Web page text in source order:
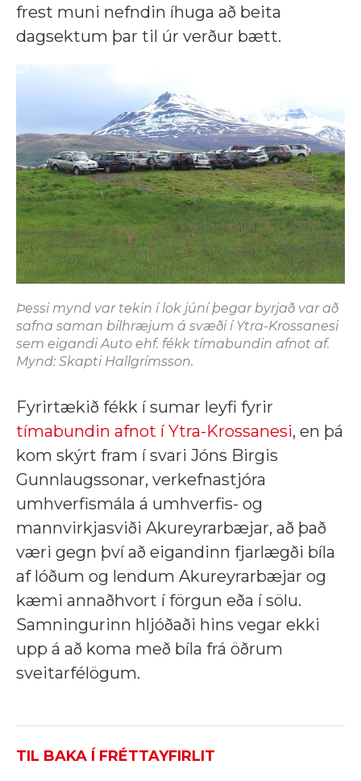
frest muni nefndin íhuga að beita
dagsektum þar til úr verður bætt.
Þessi mynd var tekin í lok júní þegar byrjað var að
safna saman bílhræjum á svæði í Ytra-Krossanesi
sem eigandi Auto ehf. fékk tímabundin afnot af.
Mynd: Skapti Hallgrímsson.
Fyrirtækið fékk í sumar leyfi fyrir
tímabundin afnot í Ytra-Krossanesi, en þá
kom skýrt fram í svari Jóns Birgis
Gunnlaugssonar, verkefnastjóra
umhverfismála á umhverfis- og
mannvirkjasviði Akureyrarbæjar, að það
væri gegn því að eigandinn fjarlægði bíla
af lóðum og lendum Akureyrarbæjar og
kæmi annaðhvort í förgun eða í sölu.
Samningurinn hljóðaði hins vegar ekki
upp á að koma með bíla frá öðrum
sveitarfélögum.
TIL BAKA Í FRÉTTAYFIRLIT